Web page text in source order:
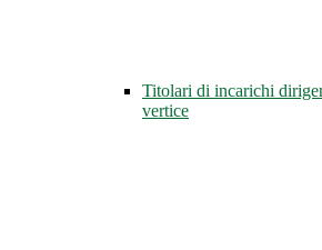
Titolari di incarichi
vertice